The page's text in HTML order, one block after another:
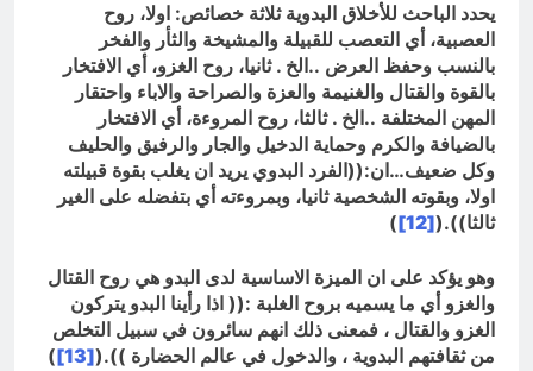
يحدد الباحث للأخلاق البدوية ثلاثة خصائص: اولا، روح
العصبية، أي التعصب للقبيلة والمشيخة والثأر والفخر
بالنسب وحفظ العرض ..الخ . ثانيا، روح الغزو، أي الافتخار
بالقوة والقتال والغنيمة والعزة والصراحة والاباء واحتقار
المهن المختلفة ..الخ . ثالثا، روح المروءة، أي الافتخار
بالضيافة والكرم وحماية الدخيل والجار والرفيق والحليف
وكل ضعيف…ان:((الفرد البدوي يريد ان يغلب بقوة قبيلته
اولا، وبقوته الشخصية ثانيا، وبمروءته أي بتفضله على الغير
ثالثا)).([12]
)
وهو يؤكد على ان الميزة الاساسية لدى البدو هي روح القتال
والغزو أي ما يسميه بروح الغلبة :(( اذا رأينا البدو يتركون
الغزو والقتال ، فمعنى ذلك انهم سائرون في سبيل التخلص
من ثقافتهم البدوية ، والدخول في عالم الحضارة )).([13]
)